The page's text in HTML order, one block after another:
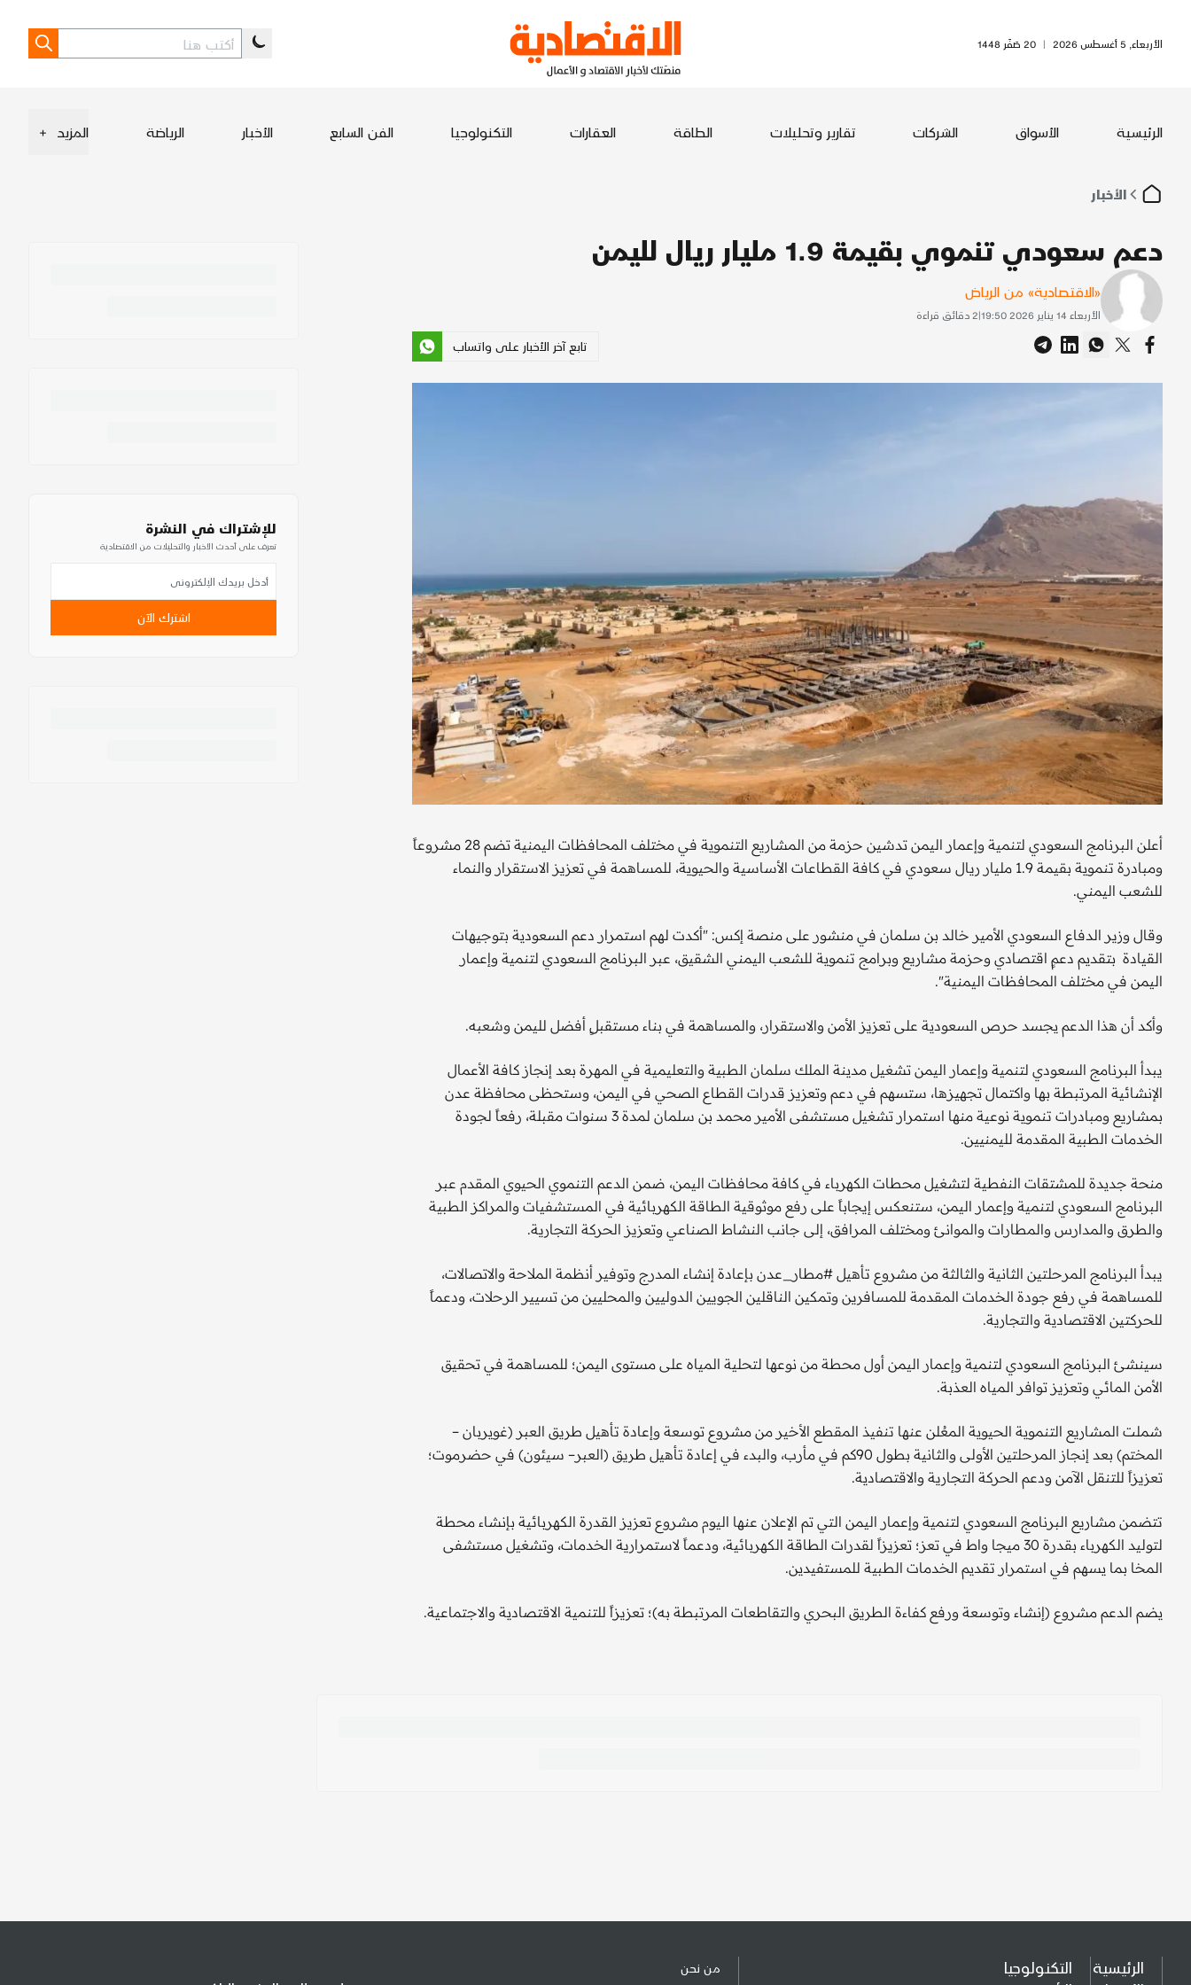
الأربعاء, 5 أغسطس 2026 | 20 صَفَر 1448
الرئيسية الأسواق الشركات تقارير وتحليلات الطاقة العقارات التكنولوجيا الفن السابع الأخبار الرياضة المزيد +
الأخبار
دعم سعودي تنموي بقيمة 1.9 مليار ريال لليمن
«الاقتصادية» من الرياض
الأربعاء 14 يناير 2026 19:50 |
2 دقائق قراءة
تابع آخر الأخبار على واتساب
أعلن البرنامج السعودي لتنمية وإعمار اليمن تدشين حزمة من المشاريع التنموية في مختلف المحافظات اليمنية تضم 28 مشروعاً
ومبادرة تنموية بقيمة 1.9 مليار ريال سعودي في كافة القطاعات الأساسية والحيوية، للمساهمة في تعزيز الاستقرار والنماء
للشعب اليمني.
وقال وزير الدفاع السعودي الأمير خالد بن سلمان في منشور على منصة إكس: "أكدت لهم استمرار دعم السعودية بتوجيهات
القيادة بتقديم دعمٍ اقتصادي وحزمة مشاريع وبرامج تنموية للشعب اليمني الشقيق، عبر البرنامج السعودي لتنمية وإعمار
اليمن في مختلف المحافظات اليمنية".
وأكد أن هذا الدعم يجسد حرص السعودية على تعزيز الأمن والاستقرار، والمساهمة في بناء مستقبلٍ أفضل لليمن وشعبه.
يبدأ البرنامج السعودي لتنمية وإعمار اليمن تشغيل مدينة الملك سلمان الطبية والتعليمية في المهرة بعد إنجاز كافة الأعمال
الإنشائية المرتبطة بها واكتمال تجهيزها، ستسهم في دعم وتعزيز قدرات القطاع الصحي في اليمن، وستحظى محافظة عدن
بمشاريع ومبادرات تنموية نوعية منها استمرار تشغيل مستشفى الأمير محمد بن سلمان لمدة 3 سنوات مقبلة، رفعاً لجودة
الخدمات الطبية المقدمة لليمنيين.
منحة جديدة للمشتقات النفطية لتشغيل محطات الكهرباء في كافة محافظات اليمن، ضمن الدعم التنموي الحيوي المقدم عبر
البرنامج السعودي لتنمية وإعمار اليمن، ستنعكس إيجاباً على رفع موثوقية الطاقة الكهربائية في المستشفيات والمراكز الطبية
والطرق والمدارس والمطارات والموانئ ومختلف المرافق، إلى جانب النشاط الصناعي وتعزيز الحركة التجارية.
يبدأ البرنامج المرحلتين الثانية والثالثة من مشروع تأهيل #مطار_عدن بإعادة إنشاء المدرج وتوفير أنظمة الملاحة والاتصالات،
للمساهمة في رفع جودة الخدمات المقدمة للمسافرين وتمكين الناقلين الجويين الدوليين والمحليين من تسيير الرحلات، ودعماً
للحركتين الاقتصادية والتجارية.
سينشئ البرنامج السعودي لتنمية وإعمار اليمن أول محطة من نوعها لتحلية المياه على مستوى اليمن؛ للمساهمة في تحقيق
الأمن المائي وتعزيز توافر المياه العذبة.
شملت المشاريع التنموية الحيوية المعُلن عنها تنفيذ المقطع الأخير من مشروع توسعة وإعادة تأهيل طريق العبر (غويربان –
المختم) بعد إنجاز المرحلتين الأولى والثانية بطول 90كم في مأرب، والبدء في إعادة تأهيل طريق (العبر– سيئون) في حضرموت؛
تعزيزاً للتنقل الآمن ودعم الحركة التجارية والاقتصادية.
تتضمن مشاريع البرنامج السعودي لتنمية وإعمار اليمن التي تم الإعلان عنها اليوم مشروع تعزيز القدرة الكهربائية بإنشاء محطة
لتوليد الكهرباء بقدرة 30 ميجا واط في تعز؛ تعزيزاً لقدرات الطاقة الكهربائية، ودعماً لاستمرارية الخدمات، وتشغيل مستشفى
المخا بما يسهم في استمرار تقديم الخدمات الطبية للمستفيدين.
يضم الدعم مشروع (إنشاء وتوسعة ورفع كفاءة الطريق البحري والتقاطعات المرتبطة به)؛ تعزيزاً للتنمية الاقتصادية والاجتماعية.
للإشتراك في النشرة
تعرف على أحدث الأخبار والتحليلات من الاقتصادية
اشترك الآن
الرئيسية
التكنولوجيا
من نحن